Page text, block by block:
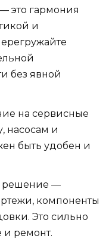
это гармония
и
без явной
на сервисные
насосам и
быть удобен и
решение —
компоненты
Это сильно
и ремонт.